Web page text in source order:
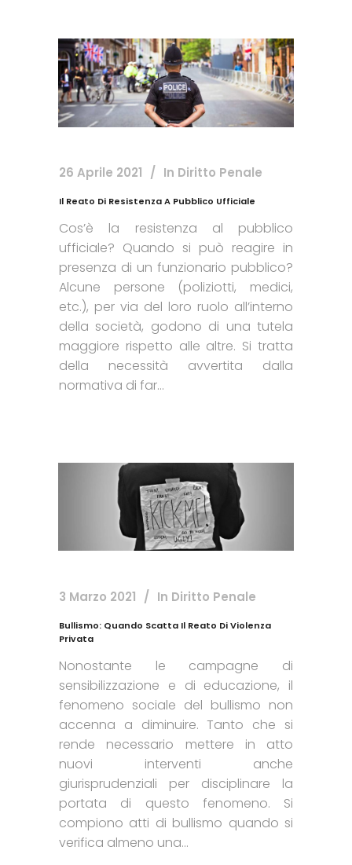
26 Aprile 2021 In Diritto Penale
Il Reato Di Resistenza A Pubblico Ufficiale
Cos’è la resistenza al pubblico
ufficiale? Quando si può reagire in
presenza di un funzionario pubblico?
Alcune persone (poliziotti, medici,
etc.), per via del loro ruolo all’interno
della società, godono di una tutela
maggiore rispetto alle altre. Si tratta
della necessità avvertita dalla
normativa di far...
3 Marzo 2021 In Diritto Penale
Bullismo: Quando Scatta Il Reato Di Violenza
Privata
Nonostante le campagne di
sensibilizzazione e di educazione, il
fenomeno sociale del bullismo non
accenna a diminuire. Tanto che si
rende necessario mettere in atto
nuovi interventi anche
giurisprudenziali per disciplinare la
portata di questo fenomeno. Si
compiono atti di bullismo quando si
verifica almeno una...